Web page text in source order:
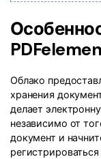
Все Функции PDF
Облако
хранения
делает
независимо от
документ и